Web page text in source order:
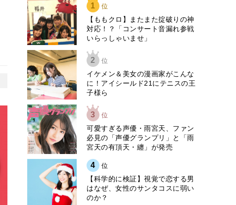
1 位
【ももクロ】またまた掟破りの神
対応！？「コンサート音漏れ参戦
いらっしゃいませ」
2 位
イケメン＆美女の漫画家がこんな
に！アイシールド21にテニスの王
子様ら
3 位
可愛すぎる声優・雨宮天、ファン
必見の「声優グランプリ」と「雨
宮天の有頂天・纏」が発売
4 位
【科学的に検証】視覚で恋する男
はなぜ、女性のサンタコスに弱い
のか？